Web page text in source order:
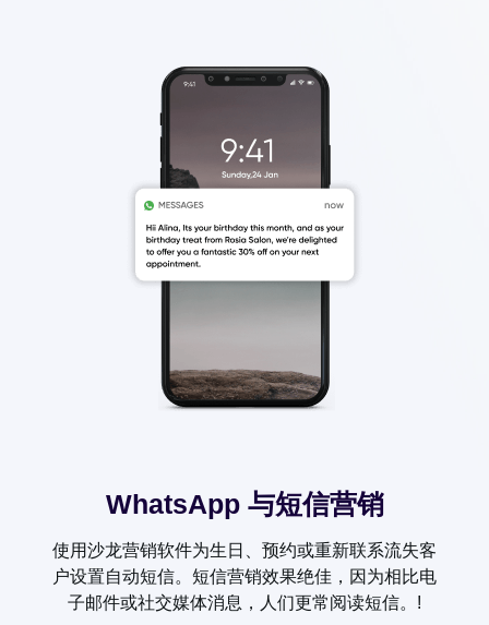
WhatsApp 与短信营销
使用沙龙营销软件为生日、预约或重新联系流失客
户设置自动短信。短信营销效果绝佳，因为相比电
子邮件或社交媒体消息，人们更常阅读短信。!